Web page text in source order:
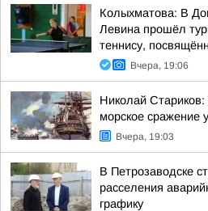
Колыхматова: В
Левина прошёл
теннису,
Вчера, 19:06
Николай
морское сражение
Вчера, 19:03
В Петрозаводске
расселения
графику